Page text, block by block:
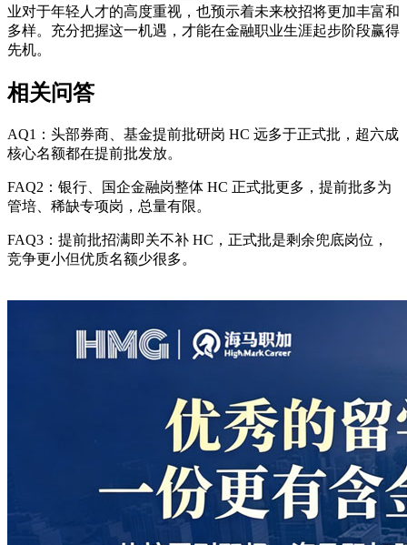
业对于年轻人才的高度重视，也预示着未来校招将更加丰富和
多样。充分把握这一机遇，才能在金融职业生涯起步阶段赢得
先机。
相关问答
AQ1：头部券商、基金提前批研岗 HC 远多于正式批，超六成
核心名额都在提前批发放。
FAQ2：银行、国企金融岗整体 HC 正式批更多，提前批多为
管培、稀缺专项岗，总量有限。
FAQ3：提前批招满即关不补 HC，正式批是剩余兜底岗位，
竞争更小但优质名额少很多。